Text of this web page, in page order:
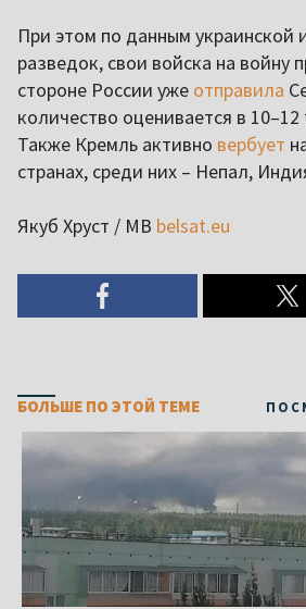
При этом по данным украинской
разведок, свои войска на войну
стороне России уже отправила
количество оценивается в
Также Кремль активно вербует
странах, среди них – Непал,
Якуб Хруст / МВ belsat.eu
БОЛЬШЕ ПО ЭТОЙ ТЕМЕ